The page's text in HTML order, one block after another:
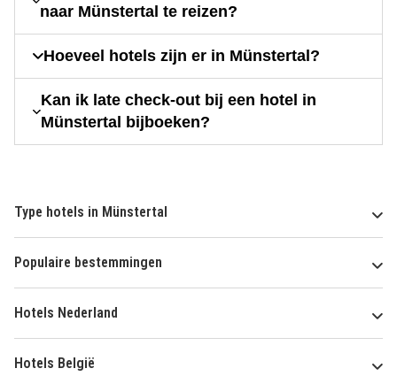
naar Münstertal te reizen?
Hoeveel hotels zijn er in Münstertal?
Kan ik late check-out bij een hotel in
Münstertal bijboeken?
Type hotels in Münstertal
Populaire bestemmingen
Hotels Nederland
Hotels België